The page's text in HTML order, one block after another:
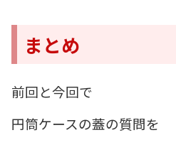
まとめ
前回と今回で
円筒ケースの蓋の質問を